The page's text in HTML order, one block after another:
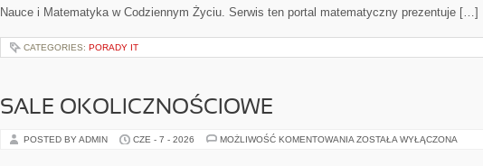
Nauce i Matematyka w Codziennym Życiu. Serwis ten portal matematyczny prezentuje […]
CATEGORIES: PORADY IT
SALE OKOLICZNOŚCIOWE
POSTED BY ADMIN CZE - 7 - 2026 MOŻLIWOŚĆ KOMENTOWANIA SALE
ZOSTAŁA WYŁĄCZONA